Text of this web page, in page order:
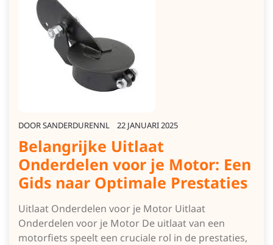
DOORSANDERDURENNL 22 JANUARI 2025
Belangrijke Uitlaat
Onderdelen voor je Motor: Een
Gids naar Optimale Prestaties
Uitlaat Onderdelen voor je Motor Uitlaat
Onderdelen voor je Motor De uitlaat van een
motorfiets speelt een cruciale rol in de prestaties,